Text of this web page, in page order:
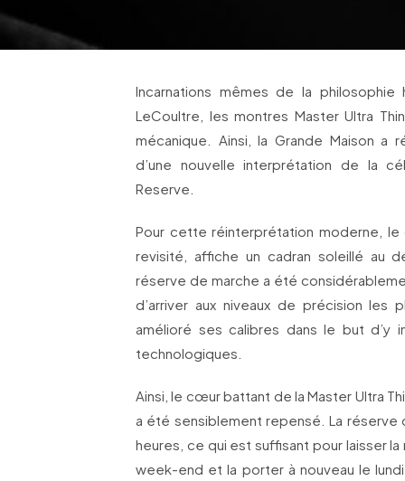
Incarnations mêmes de la
LeCoultre, les montres Master Ultra
mécanique. Ainsi, la Grande Maison a
d’une nouvelle interprétation de la
Reserve.
Pour cette réinterprétation moderne,
revisité, affiche un cadran soleillé au
réserve de marche a été
d’arriver aux niveaux de précision les
amélioré ses calibres dans le but d’y
technologiques.
Ainsi, le cœur battant de la Master Ultra
a été sensiblement repensé. La
heures, ce qui est suffisant pour laisser
week-end et la porter à nouveau le